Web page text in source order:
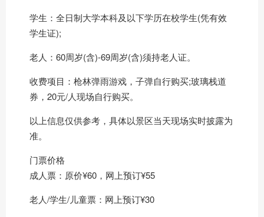
学生：全日制大学本科及以下学历在校学生(凭有效
学生证);
老人：60周岁(含)-69周岁(含)须持老人证。
收费项目：枪林弹雨游戏，子弹自行购买;玻璃栈道
券，20元/人现场自行购买。
以上信息仅供参考，具体以景区当天现场实时披露为
准。
门票价格
成人票：原价¥60，网上预订¥55
老人/学生/儿童票：网上预订¥30